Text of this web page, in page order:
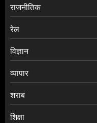
राजनीतिक
रेल
विज्ञान
व्यापार
शराब
शिक्षा